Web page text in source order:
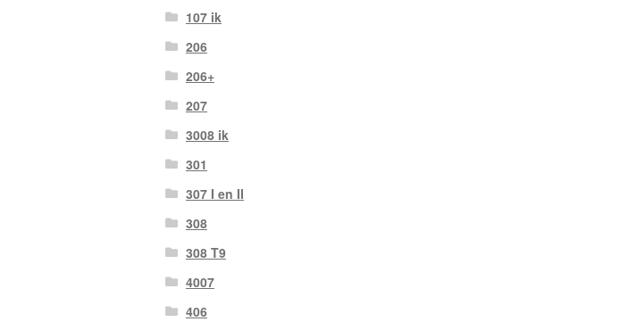
107 ik
206
206+
207
3008 ik
301
307 I en II
308
308 T9
4007
406